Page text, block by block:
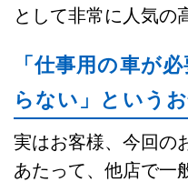
として非常に人気の
「仕事用の車が
らない」という
実はお客様、今回の
あたって、他店で一